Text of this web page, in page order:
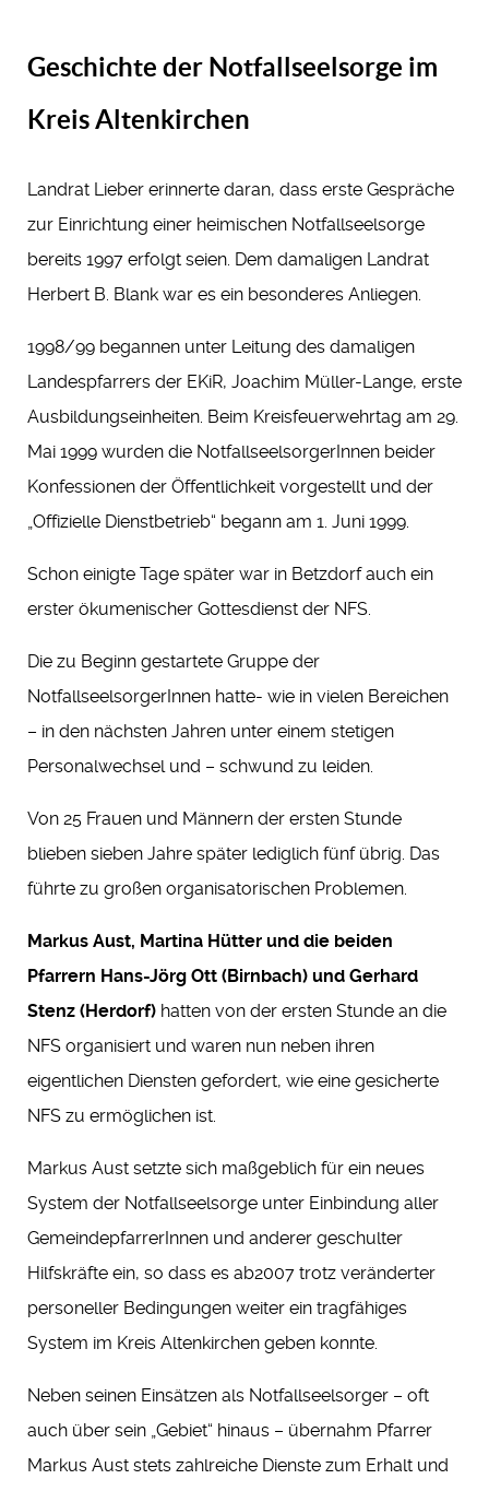
Geschichte der Notfallseelsorge im
Kreis Altenkirchen
Landrat Lieber erinnerte daran, dass erste Gespräche
zur Einrichtung einer heimischen Notfallseelsorge
bereits 1997 erfolgt seien. Dem damaligen Landrat
Herbert B. Blank war es ein besonderes Anliegen.
1998/99 begannen unter Leitung des damaligen
Landespfarrers der EKiR, Joachim Müller-Lange, erste
Ausbildungseinheiten. Beim Kreisfeuerwehrtag am 29.
Mai 1999 wurden die NotfallseelsorgerInnen beider
Konfessionen der Öffentlichkeit vorgestellt und der
„Offizielle Dienstbetrieb“ begann am 1. Juni 1999.
Schon einigte Tage später war in Betzdorf auch ein
erster ökumenischer Gottesdienst der NFS.
Die zu Beginn gestartete Gruppe der
NotfallseelsorgerInnen hatte- wie in vielen Bereichen
– in den nächsten Jahren unter einem stetigen
Personalwechsel und – schwund zu leiden.
Von 25 Frauen und Männern der ersten Stunde
blieben sieben Jahre später lediglich fünf übrig. Das
führte zu großen organisatorischen Problemen.
Markus Aust, Martina Hütter und die beiden
Pfarrern Hans-Jörg Ott (Birnbach) und Gerhard
Stenz (Herdorf) hatten von der ersten Stunde an die
NFS organisiert und waren nun neben ihren
eigentlichen Diensten gefordert, wie eine gesicherte
NFS zu ermöglichen ist.
Markus Aust setzte sich maßgeblich für ein neues
System der Notfallseelsorge unter Einbindung aller
GemeindepfarrerInnen und anderer geschulter
Hilfskräfte ein, so dass es ab2007 trotz veränderter
personeller Bedingungen weiter ein tragfähiges
System im Kreis Altenkirchen geben konnte.
Neben seinen Einsätzen als Notfallseelsorger – oft
auch über sein „Gebiet“ hinaus – übernahm Pfarrer
Markus Aust stets zahlreiche Dienste zum Erhalt und